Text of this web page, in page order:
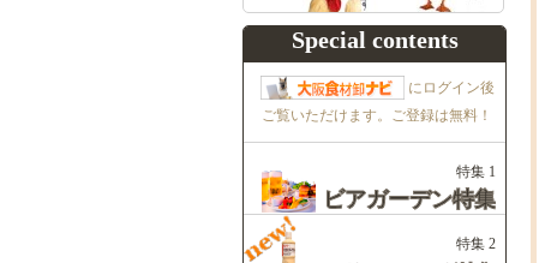
Special contents
にログイン後
ご覧いただけます。ご登録は無料！
特集 1
ビアガーデン特集
特集 2